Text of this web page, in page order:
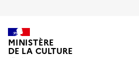
MINISTÈRE
DE LA CULTURE